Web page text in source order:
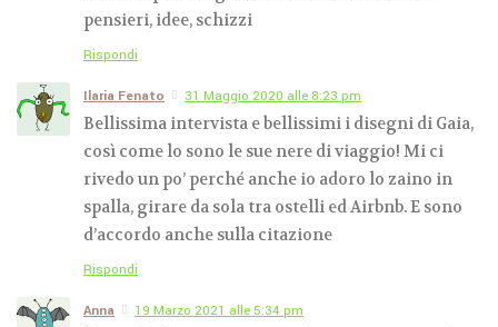
pensieri, idee, schizzi
Rispondi
Ilaria Fenato 31 Maggio 2020 alle 8:23 pm
Bellissima intervista e bellissimi i disegni di Gaia,
così come lo sono le sue nere di viaggio! Mi ci
rivedo un po’ perché anche io adoro lo zaino in
spalla, girare da sola tra ostelli ed Airbnb. E sono
d’accordo anche sulla citazione
Rispondi
Anna 19 Marzo 2021 alle 5:34 pm